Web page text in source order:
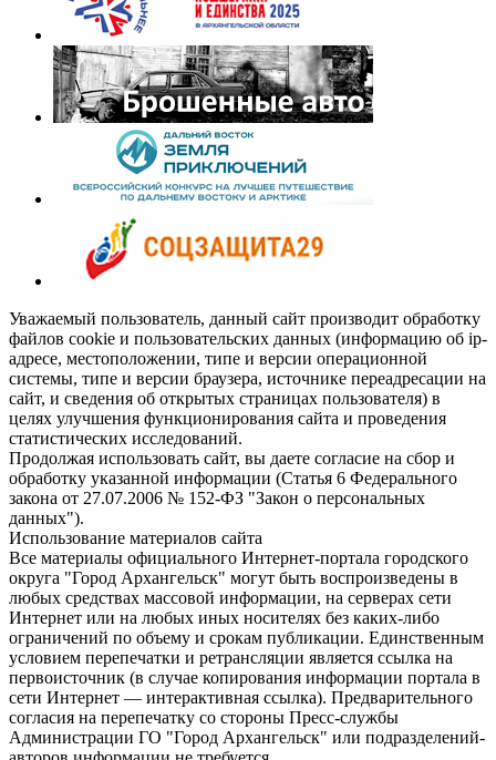
Уважаемый пользователь, данный сайт производит обработку
файлов cookie и пользовательских данных (информацию об ip-
адресе, местоположении, типе и версии операционной
системы, типе и версии браузера, источнике переадресации на
сайт, и сведения об открытых страницах пользователя) в
целях улучшения функционирования сайта и проведения
статистических исследований.
Продолжая использовать сайт, вы даете согласие на сбор и
обработку указанной информации (Статья 6 Федерального
закона от 27.07.2006 № 152-ФЗ "Закон о персональных
данных").
Использование материалов сайта
Все материалы официального Интернет-портала городского
округа "Город Архангельск" могут быть воспроизведены в
любых средствах массовой информации, на серверах сети
Интернет или на любых иных носителях без каких-либо
ограничений по объему и срокам публикации. Единственным
условием перепечатки и ретрансляции является ссылка на
первоисточник (в случае копирования информации портала в
сети Интернет — интерактивная ссылка). Предварительного
согласия на перепечатку со стороны Пресс-службы
Администрации ГО "Город Архангельск" или подразделений-